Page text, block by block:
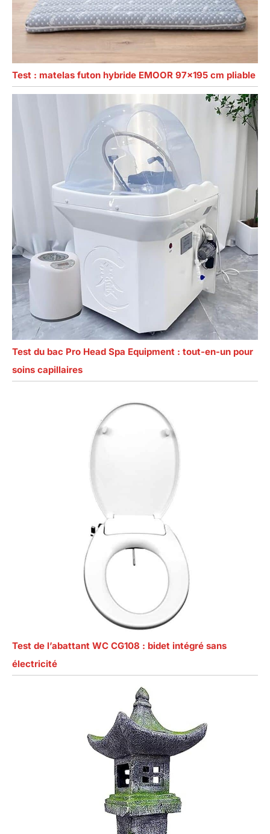
Test : matelas futon hybride EMOOR 97×195 cm pliable
Test du bac Pro Head Spa Equipment : tout-en-un pour
soins capillaires
Test de l’abattant WC CG108 : bidet intégré sans
électricité